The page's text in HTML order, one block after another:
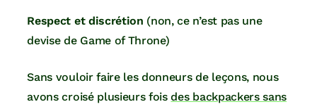
Respect et discrétion (non, ce n’est pas une
devise de Game of Throne)
Sans vouloir faire les donneurs de leçons, nous
avons croisé plusieurs foisdes backpackers sans